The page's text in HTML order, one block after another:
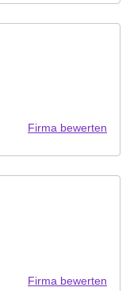
Firma bewerten
Firma bewerten